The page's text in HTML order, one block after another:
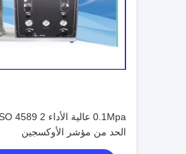
الحد من مؤشر الأوكسجين